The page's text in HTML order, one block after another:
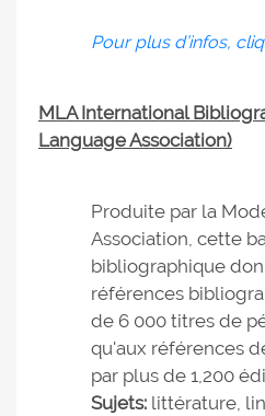
Pour plus d’infos,
MLA International
Language Association)
Produite par la
Association, cette
bibliographique
références
de 6 000 titres de
qu'aux références
par plus de 1,200
Sujets: littérature,